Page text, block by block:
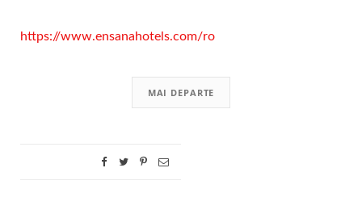
https://www.ensanahotels.com/ro
MAI DEPARTE